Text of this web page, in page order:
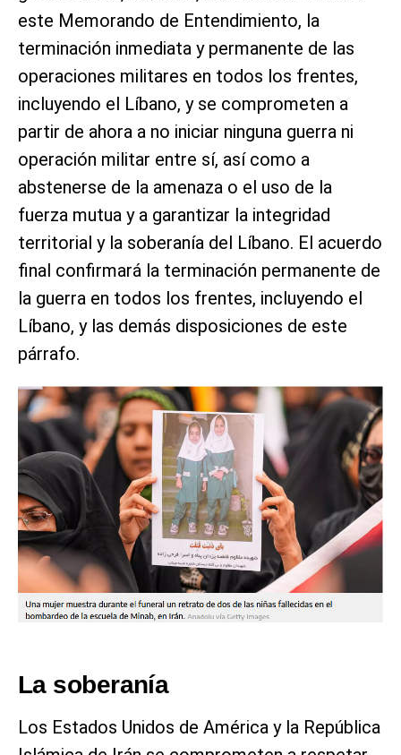
este Memorando de Entendimiento, la
terminación inmediata y permanente de las
operaciones militares en todos los frentes,
incluyendo el Líbano, y se comprometen a
partir de ahora a no iniciar ninguna guerra ni
operación militar entre sí, así como a
abstenerse de la amenaza o el uso de la
fuerza mutua y a garantizar la integridad
territorial y la soberanía del Líbano. El acuerdo
final confirmará la terminación permanente de
la guerra en todos los frentes, incluyendo el
Líbano, y las demás disposiciones de este
párrafo.
La soberanía
Los Estados Unidos de América y la República